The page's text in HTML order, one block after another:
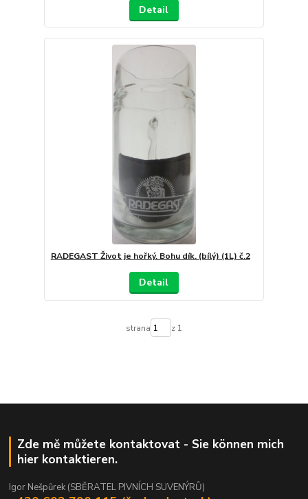
Detail
RADEGAST Život je hořký. Bohu dík. (bílý) (1L) č.2
Detail
strana z 1
Zde mě můžete kontaktovat - Sie können mich
hier kontaktieren.
Igor Nešpůrek (SBĚRATEL PIVNÍCH SUVENÝRŮ)